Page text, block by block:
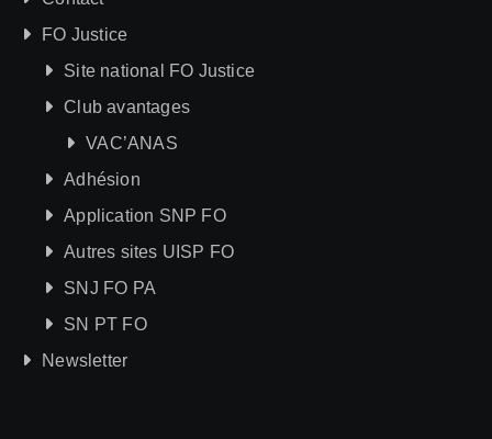
FO Justice
Site national FO Justice
Club avantages
VAC’ANAS
Adhésion
Application SNP FO
Autres sites UISP FO
SNJ FO PA
SN PT FO
Newsletter